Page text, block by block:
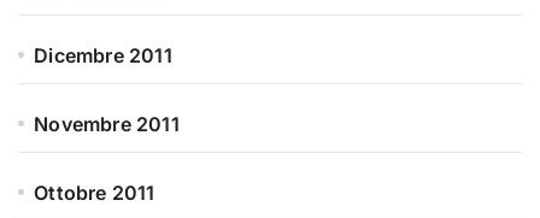
Dicembre 2011
Novembre 2011
Ottobre 2011